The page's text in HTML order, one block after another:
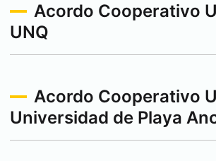
Acordo Cooperativo
UNQ
Acordo Cooperativo
Universidad de Playa